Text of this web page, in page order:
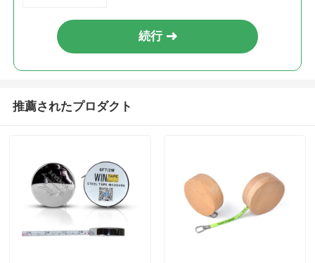
続行
推薦されたプロダクト